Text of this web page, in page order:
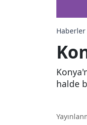
Haberler
halde